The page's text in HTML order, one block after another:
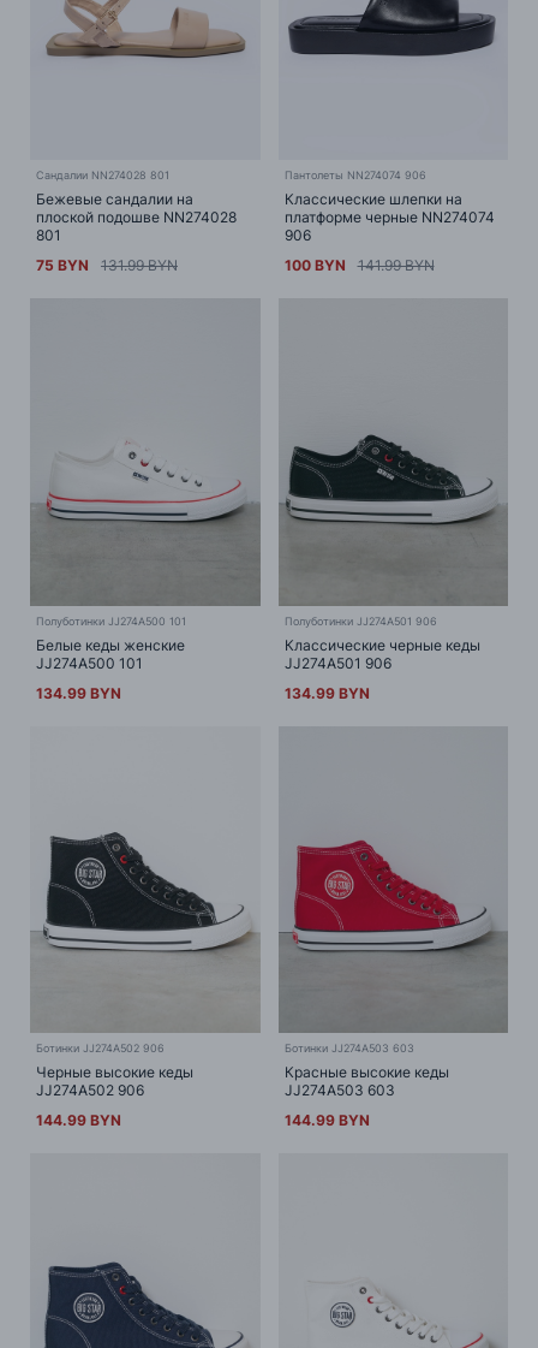
Сандалии NN274028 801
Бежевые сандалии на
плоской подошве NN274028
801
75 BYN
131.99 BYN
Пантолеты NN274074 906
Классические шлепки на
платформе черные NN274074
906
100 BYN
141.99 BYN
Полуботинки JJ274A500 101
Белые кеды женские
JJ274A500 101
134.99 BYN
Полуботинки JJ274A501 906
Классические черные кеды
JJ274A501 906
134.99 BYN
Ботинки JJ274A502 906
Черные высокие кеды
JJ274A502 906
144.99 BYN
Ботинки JJ274A503 603
Красные высокие кеды
JJ274A503 603
144.99 BYN